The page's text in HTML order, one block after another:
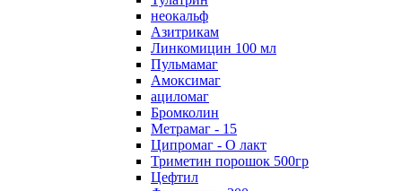
неокальф
Азитрикам
Линкомицин 100 мл
Пульмамаг
Амоксимаг
ациломаг
Бромколин
Метрамаг - 15
Ципромаг - О лакт
Триметин порошок 500гр
Цефтил